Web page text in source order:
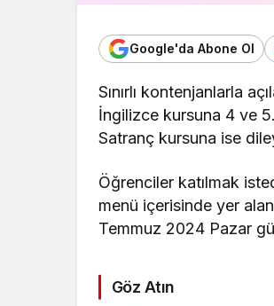
Google'da Abone Ol
Sınırlı kontenjanlarla
İngilizce kursuna 4 ve
Satranç kursuna ise
Öğrenciler katılmak
menü içerisinde yer
Temmuz 2024 Pazar
Göz Atın